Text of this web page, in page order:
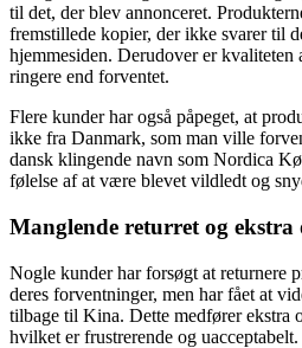
til det, der blev annonceret.
fremstillede kopier, der ikke svarer til
hjemmesiden. Derudover er kvaliteten
ringere end forventet.
Flere kunder har også påpeget, at
ikke fra Danmark, som man ville
dansk klingende navn som Nordica
følelse af at være blevet vildledt og
Manglende returret og ekstra
Nogle kunder har forsøgt at returnere
deres forventninger, men har fået at
tilbage til Kina. Dette medfører ekstra
hvilket er frustrerende og uacceptabelt.